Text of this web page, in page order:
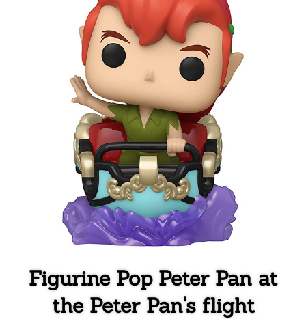
Figurine Pop Peter Pan at
the Peter Pan's flight